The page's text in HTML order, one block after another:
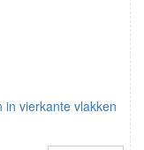
in vierkante vlakken